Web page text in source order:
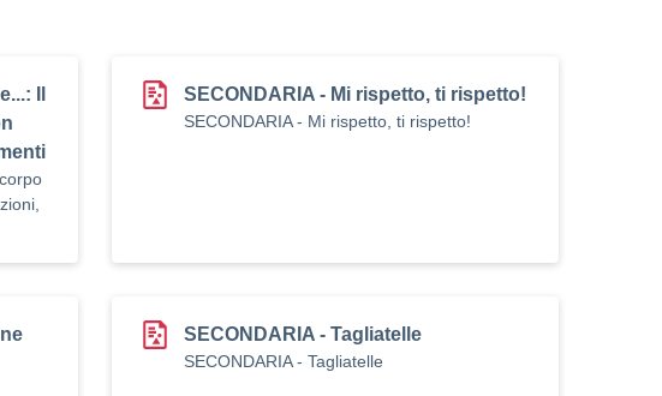
Il
SECONDARIA - Mi rispetto, ti rispetto!
SECONDARIA - Mi rispetto, ti rispetto!
SECONDARIA - Tagliatelle
SECONDARIA - Tagliatelle